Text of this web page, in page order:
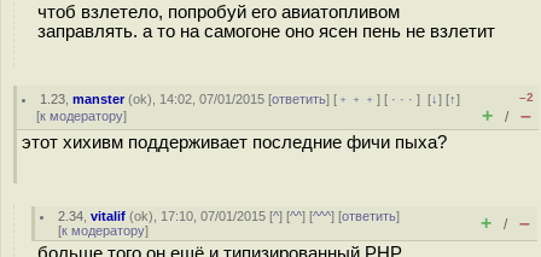
чтоб взлетело, попробуй его авиатопливом
заправлять. а то на самогоне оно ясен пень не взлетит
1.23 ,manster(ok), 14:02, 07/01/2015 [ответить] [ ﹢﹢﹢] [ · · ·][↓] [↑]
[к модератору]
–2
+ / –
этот хихивм поддерживает последние фичи пыха?
2.34 ,vitalif (ok), 17:10, 07/01/2015 [^] [^^] [^^^] [ответить]
[к модератору] + / –